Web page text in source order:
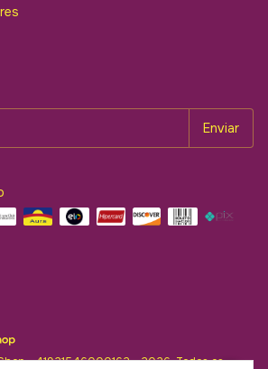
- 41921546000162 - 2026. Todos os